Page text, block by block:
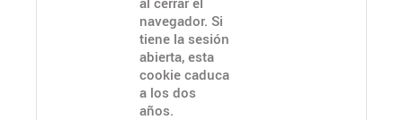
navegador. Si
tiene la sesión
abierta, esta
cookie caduca
a los dos
años.